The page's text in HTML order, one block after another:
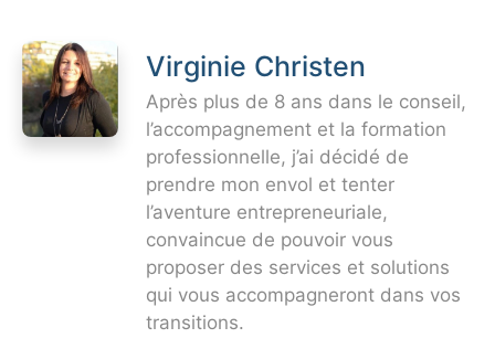
Virginie Christen
Après plus de 8 ans dans le conseil,
l’accompagnement et la formation
professionnelle, j’ai décidé de
prendre mon envol et tenter
l’aventure entrepreneuriale,
convaincue de pouvoir vous
proposer des services et solutions
qui vous accompagneront dans vos
transitions.